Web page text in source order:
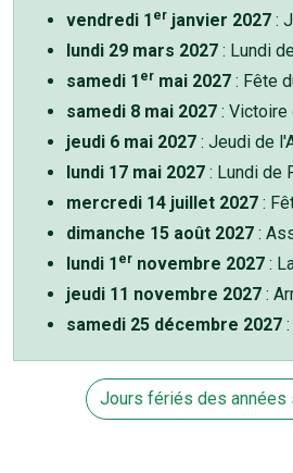
vendredi 1 er janvier 2027 :
lundi 29 mars 2027 : Lundi
samedi 1 er mai 2027 : Fête
samedi 8 mai 2027 :
jeudi 6 mai 2027 : Jeudi de
lundi 17 mai 2027 : Lundi de
mercredi 14 juillet 2027 :
dimanche 15 août 2027 :
lundi 1 er novembre 2027 :
jeudi 11 novembre 2027 :
samedi 25 décembre 2027
Jours fériés des années